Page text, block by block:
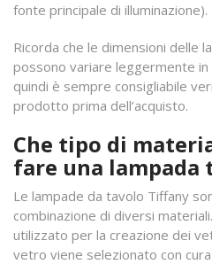
fonte principale di illuminazione).
Ricorda che le dimensioni delle
possono variare leggermente
quindi è sempre consigliabile
prodotto prima dell’acquisto.
Che tipo di
fare una lampada
Le lampade da tavolo Tiffany
combinazione di diversi
utilizzato per la creazione dei
vetro viene selezionato con